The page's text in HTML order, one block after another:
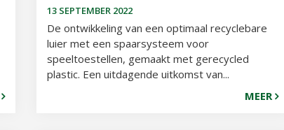
13 SEPTEMBER 2022
De ontwikkeling van een optimaal recyclebare
luier met een spaarsysteem voor
speeltoestellen, gemaakt met gerecycled
plastic. Een uitdagende uitkomst van...
MEER